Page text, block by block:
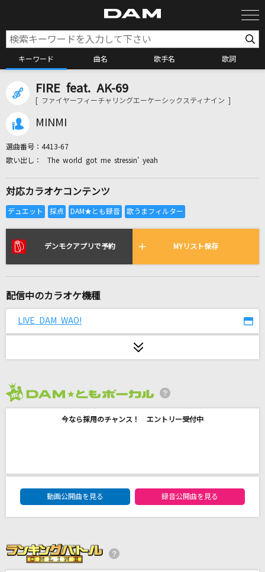
キーワード 曲名 歌手名 歌詞
カラオケ検索
全国りれき
リアルタイムで歌われている曲の一覧
晴れた午後
Story
ドラえもんのうた(ドラえもんアニメバージョン)
Every Little Thing
FIRE feat. AK-69
[ ファイヤーフィーチャリングエーケーシックスティナイン ]
MINMI
選曲番号： 4413-67
The world got me stressin' yeah
対応カラオケコンテンツ
デンモクアプリで予約 MYリスト保存
配信中のカラオケ機種
LIVE DAM WAO!
今なら採用のチャンス！ エントリー受付中
DAM★ともボーカルエントリーランキング
動画公開曲を見る
録音公開曲を見る